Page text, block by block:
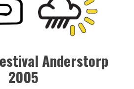
Anderstorp
2005